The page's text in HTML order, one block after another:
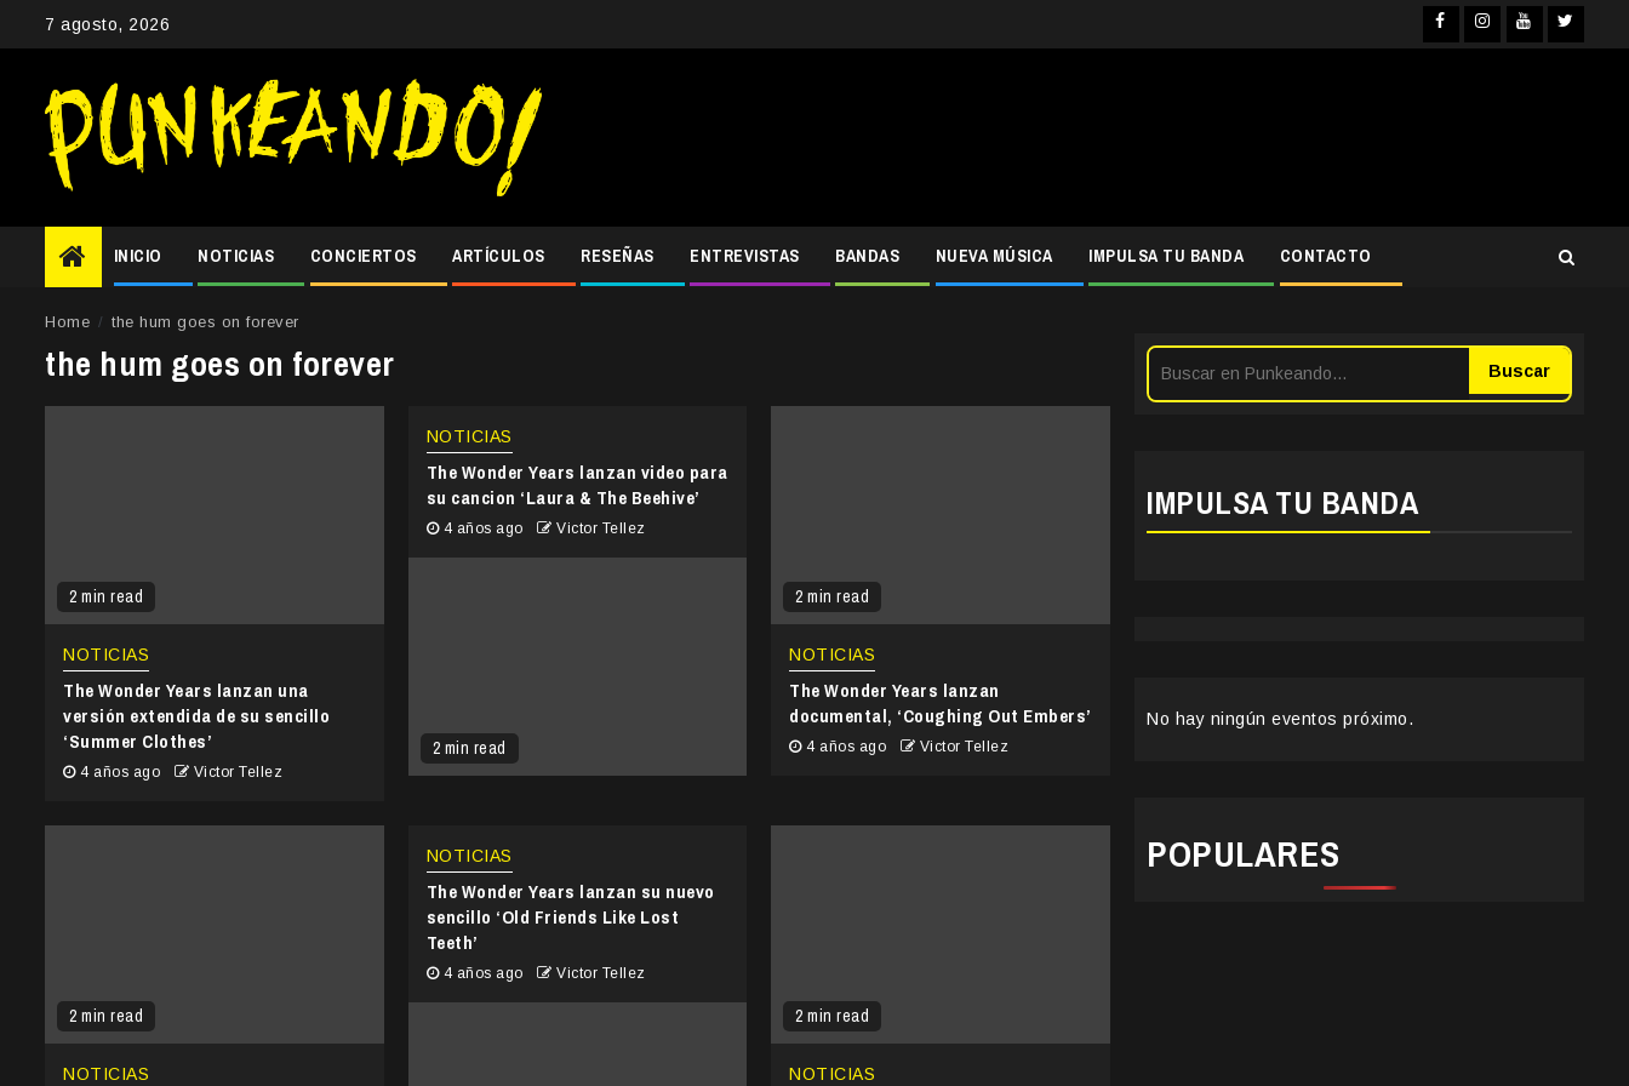
7 agosto, 2026 Facebook
Instagram
INICIO NOTICIAS CONCIERTOS ARTÍCULOS RESEÑAS ENTREVISTAS BANDAS NUEVA MÚSICA IMPULSA TU BANDA CONTACTO
Home the hum goes on forever
the hum goes on forever
2 min read
NOTICIAS
The Wonder Years lanzan una
versión extendida de su sencillo
‘Summer Clothes’
4 años ago Victor Tellez
2 min read
NOTICIAS
The Wonder Years lanzan video para
su cancion ‘Laura & The Beehive’
4 años ago Victor Tellez
2 min read
NOTICIAS
The Wonder Years lanzan
documental, ‘Coughing Out Embers’
4 años ago Victor Tellez
2 min read
NOTICIAS
NOTICIAS
The Wonder Years lanzan su nuevo
sencillo ‘Old Friends Like Lost
Teeth’
4 años ago Victor Tellez
2 min read
NOTICIAS
Buscar
IMPULSA TU BANDA
No hay ningún eventos próximo.
POPULARES